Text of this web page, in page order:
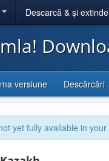
Descarcă & și extinde
versiune Descărcări
yet fully available in